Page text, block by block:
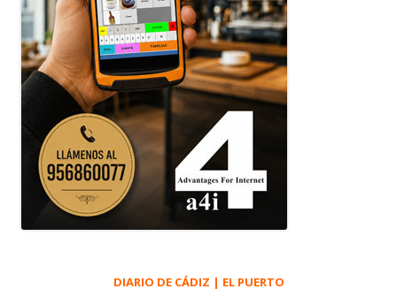
DIARIO DE CÁDIZ | EL PUERTO